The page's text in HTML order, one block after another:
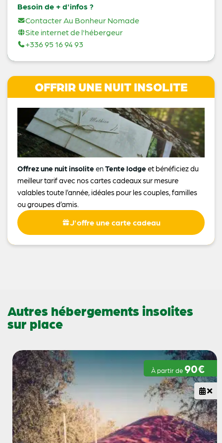
Besoin de + d'infos ?
Contacter Au Bonheur Nomade
Site internet de l'hébergeur
+336 95 16 94 93
OFFRIR UNE NUIT INSOLITE
Offrez une nuit insolite enTente lodge et bénéficiez du
meilleur tarif avec nos cartes cadeaux sur mesure
valables toute l’année, idéales pour les couples, familles
ou groupes d’amis.
J'offre une carte cadeau
Autres hébergements insolites
sur place
À partir de 90€